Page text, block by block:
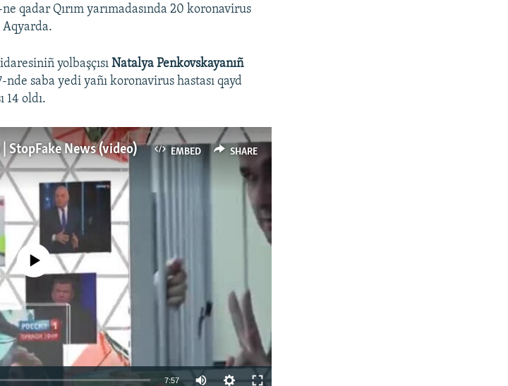
qadar Qırım yarımadasında 20 koronavirus
Aqyarda.
yolbaşçısıNatalya Penkovskayanıñ
saba yedi yañı koronavirus hastası qayd
14 oldı.
EMBED SHARE
StopFake News (video)
currently available
7:57